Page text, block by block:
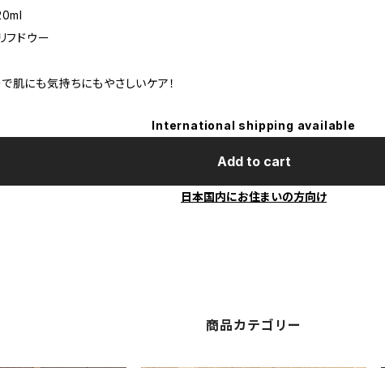
フドウー
肌にも気持ちにもやさしいケア！
International shipping available
Add to cart
日本国内にお住まいの方向け
商品カテゴリー